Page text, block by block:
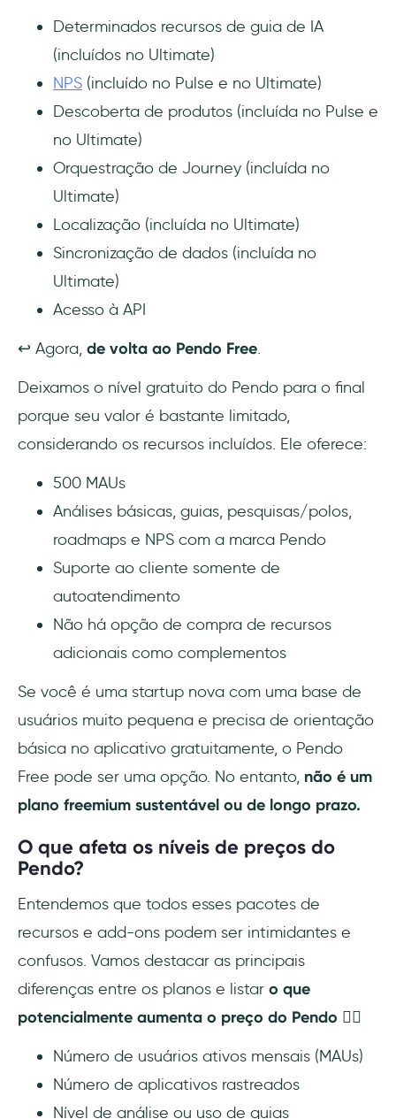
Determinados recursos de guia de IA
(incluídos no Ultimate)
NPS (incluído no Pulse e no Ultimate)
Descoberta de produtos (incluída no Pulse e
no Ultimate)
Orquestração de Journey (incluída no
Ultimate)
Localização (incluída no Ultimate)
Sincronização de dados (incluída no
Ultimate)
Acesso à API
↩️️ Agora, de volta ao Pendo Free.
Deixamos o nível gratuito do Pendo para o final
porque seu valor é bastante limitado,
considerando os recursos incluídos. Ele oferece:
500 MAUs
Análises básicas, guias, pesquisas/polos,
roadmaps e NPS com a marca Pendo
Suporte ao cliente somente de
autoatendimento
Não há opção de compra de recursos
adicionais como complementos
Se você é uma startup nova com uma base de
usuários muito pequena e precisa de orientação
básica no aplicativo gratuitamente, o Pendo
Free pode ser uma opção. No entanto, não é um
plano freemium sustentável ou de longo prazo.
O que afeta os níveis de preços do
Pendo?
Entendemos que todos esses pacotes de
recursos e add-ons podem ser intimidantes e
confusos. Vamos destacar as principais
diferenças entre os planos e listar o que
potencialmente aumenta o preço do Pendo 👇🏻
Número de usuários ativos mensais (MAUs)
Número de aplicativos rastreados
Nível de análise ou uso de guias